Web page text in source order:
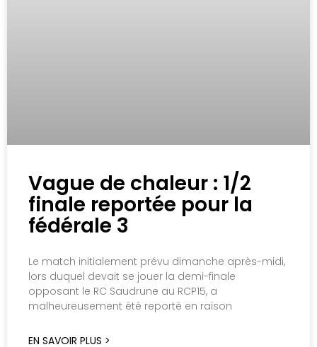
Vague de chaleur : 1/2
finale reportée pour la
fédérale 3
Le match initialement prévu dimanche après-midi,
lors duquel devait se jouer la demi-finale
opposant le RC Saudrune au RCP15, a
malheureusement été reporté en raison
EN SAVOIR PLUS >